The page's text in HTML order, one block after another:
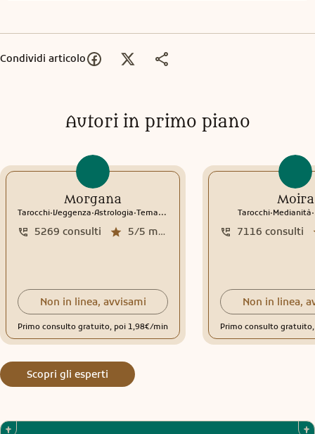
Condividi articolo
Autori in primo piano
Morgana
Tarocchi.Veggenza.Astrologia.Tema natale Interpretazione sogni
5/5 media recensioni
5269 consulti
Non in linea, avvisami
Primo consulto gratuito, poi 1,98€/min
Moira
Tarocchi.Medianità.
7116 consulti
Non in linea,
Primo consulto
Scopri gli esperti